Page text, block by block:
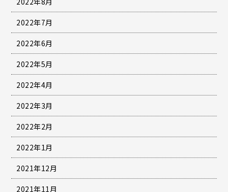
2022年7月
2022年6月
2022年5月
2022年4月
2022年3月
2022年2月
2022年1月
2021年12月
2021年11月